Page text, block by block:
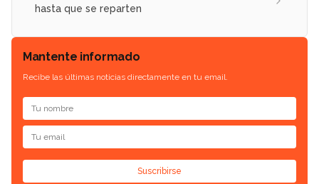
hasta que se reparten
Mantente informado
Recibe las últimas noticias directamente en tu email.
Suscribirse